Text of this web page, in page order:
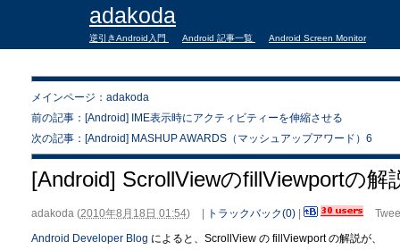
adakoda
逆引きAndroid入門 Android 記事一覧 Android Screen Monitor
メインページ：adakoda
前の記事：[Android] IME表示時にアクティビティーを伸縮させる
次の記事：[Android] MASHUP AWARDS（マッシュアップアワード）6
[Android] ScrollViewのfillViewportの解
adakoda (2010年8月18日 01:54) トラックバック(0)
Android Developer Blog によると、ScrollView の fillViewport の解説が、